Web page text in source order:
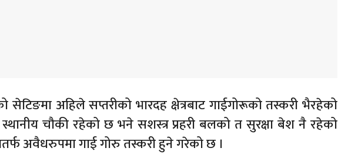
सेटिङमा अहिले सप्तरीको भारदह क्षेत्रबाट गाईगोरूको तस्करी भैरहेको
स्थानीय चौकी रहेको छ भने सशस्त्र प्रहरी बलको त सुरक्षा बेश नै रहेको
अवैधरुपमा गाई गोरु तस्करी हुने गरेको छ ।